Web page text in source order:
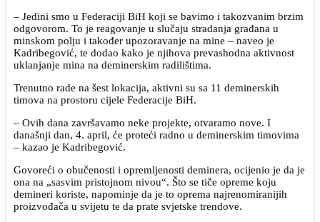
– Jedini smo u Federaciji BiH koji se bavimo i takozvanim brzim
odgovorom. To je reagovanje u slučaju stradanja građana u
minskom polju i također upozoravanje na mine – naveo je
Kadribegović, te dodao kako je njihova prevashodna aktivnost
uklanjanje mina na deminerskim radilištima.
Trenutno rade na šest lokacija, aktivni su sa 11 deminerskih
timova na prostoru cijele Federacije BiH.
– Ovih dana završavamo neke projekte, otvaramo nove. I
današnji dan, 4. april, će proteći radno u deminerskim timovima
– kazao je Kadribegović.
Govoreći o obučenosti i opremljenosti deminera, ocijenio je da je
ona na „sasvim pristojnom nivou“. Što se tiče opreme koju
demineri koriste, napominje da je to oprema najrenomiranijih
proizvođača u svijetu te da prate svjetske trendove.